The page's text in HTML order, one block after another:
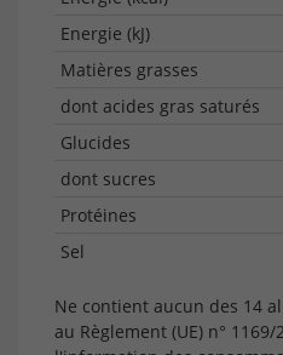
Energie (kJ)
Matières grasses
dont acides gras saturés
Glucides
dont sucres
Protéines
Sel
Ne contient aucun des 14
au Règlement (UE) n°